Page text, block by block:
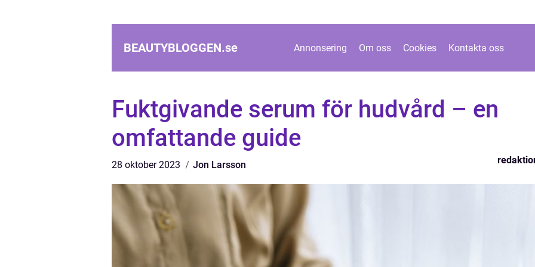
BEAUTYBLOGGEN.se Annonsering Om oss Cookies Kontakta oss
Fuktgivande serum för hudvård – en
omfattande guide
28 oktober 2023 Jon Larsson